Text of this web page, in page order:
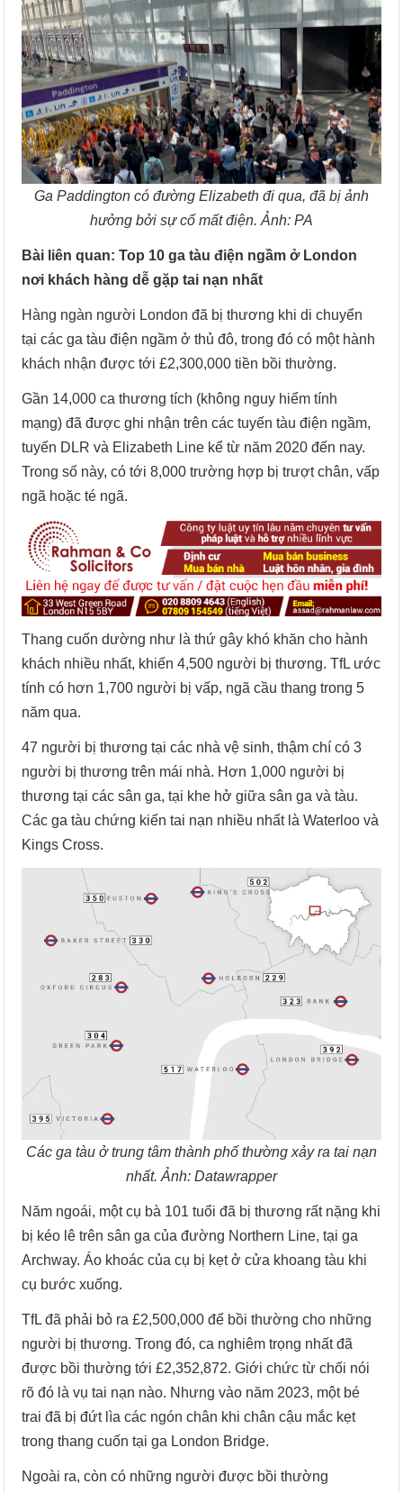
Ga Paddington có đường Elizabeth đi qua, đã bị ảnh
hưởng bởi sự cố mất điện. Ảnh: PA
Bài liên quan: Top 10 ga tàu điện ngầm ở London
nơi khách hàng dễ gặp tai nạn nhất
Hàng ngàn người London đã bị thương khi di chuyển
tại các ga tàu điện ngầm ở thủ đô, trong đó có một hành
khách nhận được tới £2,300,000 tiền bồi thường.
Gần 14,000 ca thương tích (không nguy hiểm tính
mạng) đã được ghi nhận trên các tuyến tàu điện ngầm,
tuyến DLR và Elizabeth Line kể từ năm 2020 đến nay.
Trong số này, có tới 8,000 trường hợp bị trượt chân, vấp
ngã hoặc té ngã.
Thang cuốn dường như là thứ gây khó khăn cho hành
khách nhiều nhất, khiến 4,500 người bị thương. TfL ước
tính có hơn 1,700 người bị vấp, ngã cầu thang trong 5
năm qua.
47 người bị thương tại các nhà vệ sinh, thậm chí có 3
người bị thương trên mái nhà. Hơn 1,000 người bị
thương tại các sân ga, tại khe hở giữa sân ga và tàu.
Các ga tàu chứng kiến tai nạn nhiều nhất là Waterloo và
Kings Cross.
Các ga tàu ở trung tâm thành phố thường xảy ra tai nạn
nhất. Ảnh: Datawrapper
Năm ngoái, một cụ bà 101 tuổi đã bị thương rất nặng khi
bị kéo lê trên sân ga của đường Northern Line, tại ga
Archway. Áo khoác của cụ bị kẹt ở cửa khoang tàu khi
cụ bước xuống.
TfL đã phải bỏ ra £2,500,000 để bồi thường cho những
người bị thương. Trong đó, ca nghiêm trọng nhất đã
được bồi thường tới £2,352,872. Giới chức từ chối nói
rõ đó là vụ tai nạn nào. Nhưng vào năm 2023, một bé
trai đã bị đứt lìa các ngón chân khi chân cậu mắc kẹt
trong thang cuốn tại ga London Bridge.
Ngoài ra, còn có những người được bồi thường